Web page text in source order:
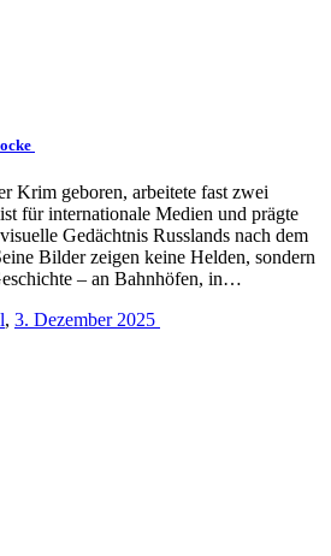
Krim geboren, arbeitete fast zwei
für internationale Medien und prägte
Gedächtnis Russlands nach dem
Bilder zeigen keine Helden, sondern
– an Bahnhöfen, in…
, 3. Dezember 2025